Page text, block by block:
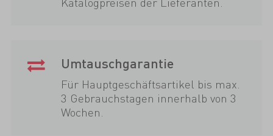
Umtauschgarantie
Für Hauptgeschäftsartikel bis max.
3 Gebrauchstagen innerhalb von 3
Wochen.